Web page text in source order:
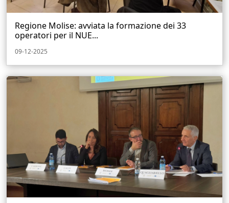
Regione Molise: avviata la formazione dei 33
operatori per il NUE...
09-12-2025